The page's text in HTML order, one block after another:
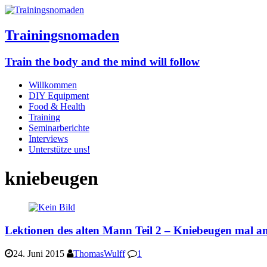
Trainingsnomaden
Train the body and the mind will follow
Willkommen
DIY Equipment
Food & Health
Training
Seminarberichte
Interviews
Unterstütze uns!
kniebeugen
Lektionen des alten Mann Teil 2 – Kniebeugen mal
24. Juni 2015 ThomasWulff
1